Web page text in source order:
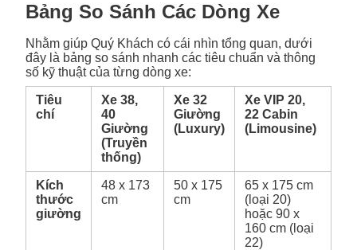
Bảng So Sánh Các Dòng Xe
Nhằm giúp Quý Khách có cái nhìn tổng quan, dưới
đây là bảng so sánh nhanh các tiêu chuẩn và thông
số kỹ thuật của từng dòng xe:
Tiêu
chí
Xe 38,
40
Giường
(Truyền
thống)
Xe 32
Giường
(Luxury)
Xe VIP 20,
22 Cabin
(Limousine)
Kích
thước
giường
48 x 173
cm
50 x 175
cm
65 x 175 cm
(loại 20)
hoặc 90 x
160 cm (loại
22)